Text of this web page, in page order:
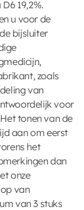
19,2%.
u voor de
bijsluiter
zoals
van
voor
tonen van de
aan om eerst
het
dan
onze
van
van 3 stuks